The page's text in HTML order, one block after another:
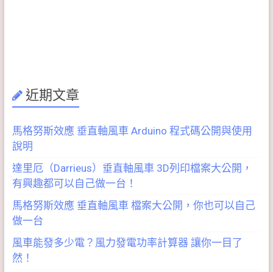
近期文章
馬格努斯效應 垂直軸風車 Arduino 程式碼公開與使用
說明
達里厄（Darrieus）垂直軸風車 3D列印檔案大公開，
有興趣都可以自己做一台！
馬格努斯效應 垂直軸風車 檔案大公開，你也可以自己
做一台
風車能發多少電？風力發電功率計算器 讓你一目了
然！